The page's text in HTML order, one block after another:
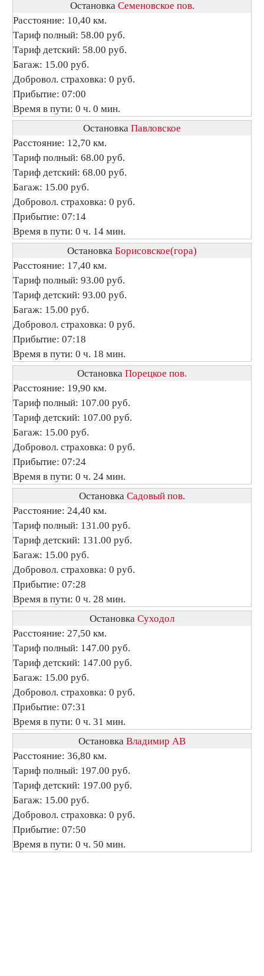
Остановка Семеновское пов.
Расстояние: 10,40 км.
Тариф полный: 58.00 руб.
Тариф детский: 58.00 руб.
Багаж: 15.00 руб.
Добровол. страховка: 0 руб.
Прибытие: 07:00
Время в пути: 0 ч. 0 мин.
Остановка Павловское
Расстояние: 12,70 км.
Тариф полный: 68.00 руб.
Тариф детский: 68.00 руб.
Багаж: 15.00 руб.
Добровол. страховка: 0 руб.
Прибытие: 07:14
Время в пути: 0 ч. 14 мин.
Остановка Борисовское(гора)
Расстояние: 17,40 км.
Тариф полный: 93.00 руб.
Тариф детский: 93.00 руб.
Багаж: 15.00 руб.
Добровол. страховка: 0 руб.
Прибытие: 07:18
Время в пути: 0 ч. 18 мин.
Остановка Порецкое пов.
Расстояние: 19,90 км.
Тариф полный: 107.00 руб.
Тариф детский: 107.00 руб.
Багаж: 15.00 руб.
Добровол. страховка: 0 руб.
Прибытие: 07:24
Время в пути: 0 ч. 24 мин.
Остановка Садовый пов.
Расстояние: 24,40 км.
Тариф полный: 131.00 руб.
Тариф детский: 131.00 руб.
Багаж: 15.00 руб.
Добровол. страховка: 0 руб.
Прибытие: 07:28
Время в пути: 0 ч. 28 мин.
Остановка Суходол
Расстояние: 27,50 км.
Тариф полный: 147.00 руб.
Тариф детский: 147.00 руб.
Багаж: 15.00 руб.
Добровол. страховка: 0 руб.
Прибытие: 07:31
Время в пути: 0 ч. 31 мин.
Остановка Владимир АВ
Расстояние: 36,80 км.
Тариф полный: 197.00 руб.
Тариф детский: 197.00 руб.
Багаж: 15.00 руб.
Добровол. страховка: 0 руб.
Прибытие: 07:50
Время в пути: 0 ч. 50 мин.